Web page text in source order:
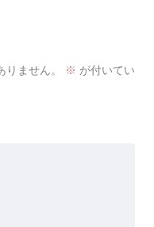
ません。 ※ が付いてい